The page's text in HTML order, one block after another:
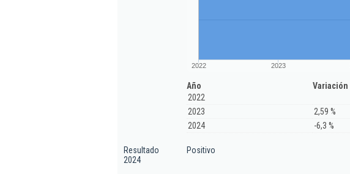
2022 2023
Año
Variación
2022
2023
2,59 %
2024
-6,3 %
Resultado
2024
Positivo